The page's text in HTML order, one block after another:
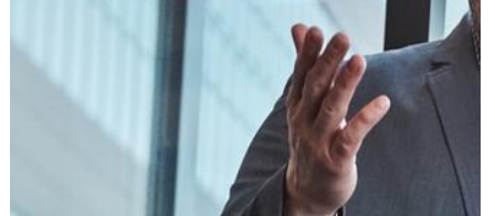
הוצאה לפועל
פלילי
משפט מסחרי
משפט אזרחי